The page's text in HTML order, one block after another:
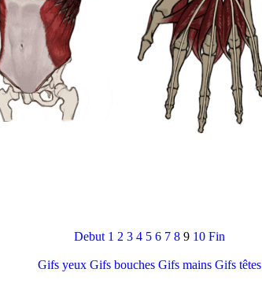
Debut 1 2 3 4 5 6 7 8 9 10 Fin
Gifs yeux Gifs bouches Gifs mains Gifs têtes